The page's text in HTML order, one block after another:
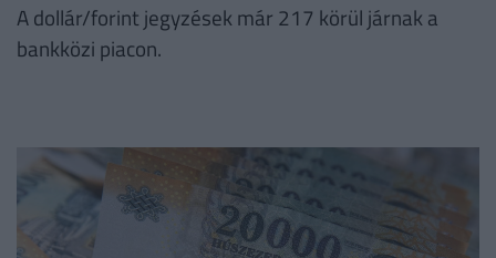
A dollár/forint jegyzések már 217 körül járnak a
bankközi piacon.